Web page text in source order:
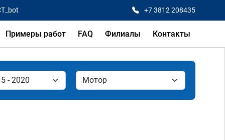
+7 3812 208435
Примеры работ FAQ Филиалы Контакты